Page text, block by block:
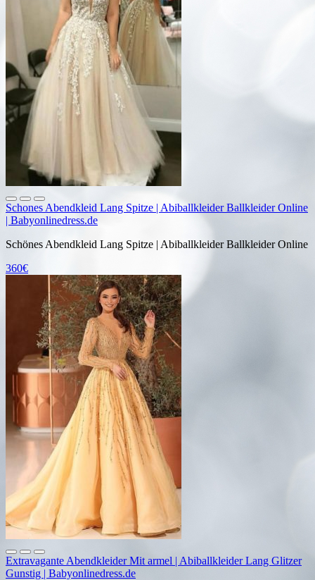
Schones Abendkleid Lang Spitze | Abiballkleider Ballkleider Online
| Babyonlinedress.de
Schönes Abendkleid Lang Spitze | Abiballkleider Ballkleider Online
360€
Extravagante Abendkleider Mit armel | Abiballkleider Lang Glitzer
Gunstig | Babyonlinedress.de